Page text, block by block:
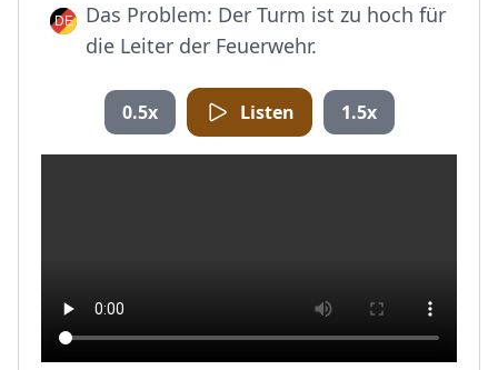
Das Problem: Der Turm ist zu hoch für
die Leiter der Feuerwehr.
0.5x Listen 1.5x